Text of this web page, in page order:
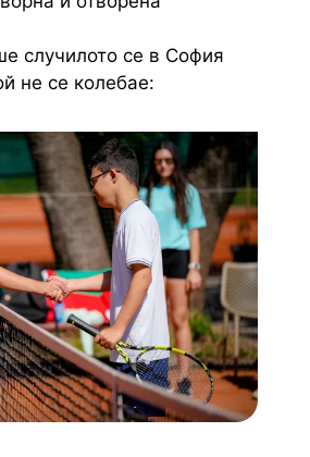
случилото се в София
не се колебае: